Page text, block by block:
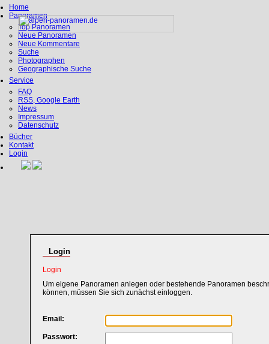
Home
Panoramen
Top Panoramen
Neue Panoramen
Neue Kommentare
Suche
Photographen
Geographische Suche
Service
FAQ
RSS, Google Earth
News
Impressum
Datenschutz
Bücher
Kontakt
Login
Login
Login
Um eigene Panoramen anlegen oder bestehende Panoramen
können, müssen Sie sich zunächst einloggen.
Email:
Passwort: